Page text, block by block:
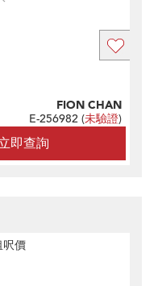
即查詢
FION CHAN
E-256982 (未驗證)
呎價